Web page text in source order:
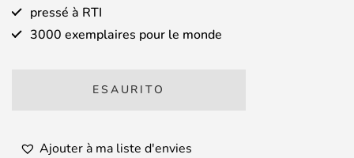
pressé à RTI
3000 exemplaires pour le monde
ESAURITO
Ajouter à ma liste d'envies